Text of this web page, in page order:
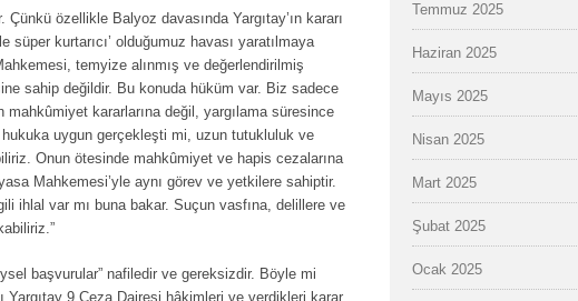
özellikle Balyoz davasında Yargıtay’ın kararı
süper kurtarıcı’ olduğumuz havası yaratılmaya
temyize alınmış ve değerlendirilmiş
sahip değildir. Bu konuda hüküm var. Biz sadece
kararlarına değil, yargılama süresince
uygun gerçekleşti mi, uzun tutukluluk ve
Onun ötesinde mahkûmiyet ve hapis cezalarına
Mahkemesi’yle aynı görev ve yetkilere sahiptir.
ihlal var mı buna bakar. Suçun vasfına, delillere ve
başvurular” nafiledir ve gereksizdir. Böyle mi
Yargıtay 9 Ceza Dairesi hâkimleri ve verdikleri karar
Temmuz 2025
Haziran 2025
Mayıs 2025
Nisan 2025
Mart 2025
Şubat 2025
Ocak 2025